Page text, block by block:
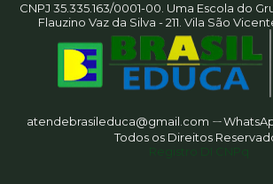
CNPJ 35.335.163/0001-00. Uma Escola do
Flauzino Vaz da Silva - 211. Vila São
atendebrasileduca@gmail.com ㄧ
Todos os Direitos
Registro DI CNPq